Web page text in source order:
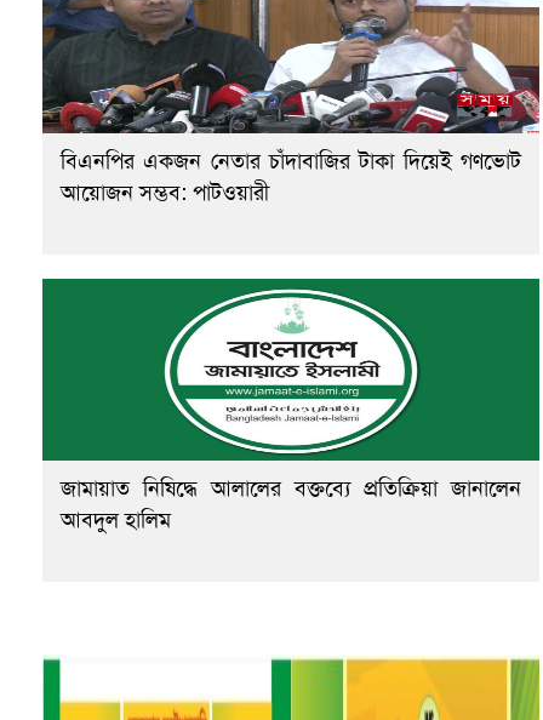
বিএনপির একজন নেতার চাঁদাবাজির টাকা দিয়েই গণভোট
আয়োজন সম্ভব: পাটওয়ারী
জামায়াত নিষিদ্ধে আলালের বক্তব্যে প্রতিক্রিয়া জানালেন
আবদুল হালিম